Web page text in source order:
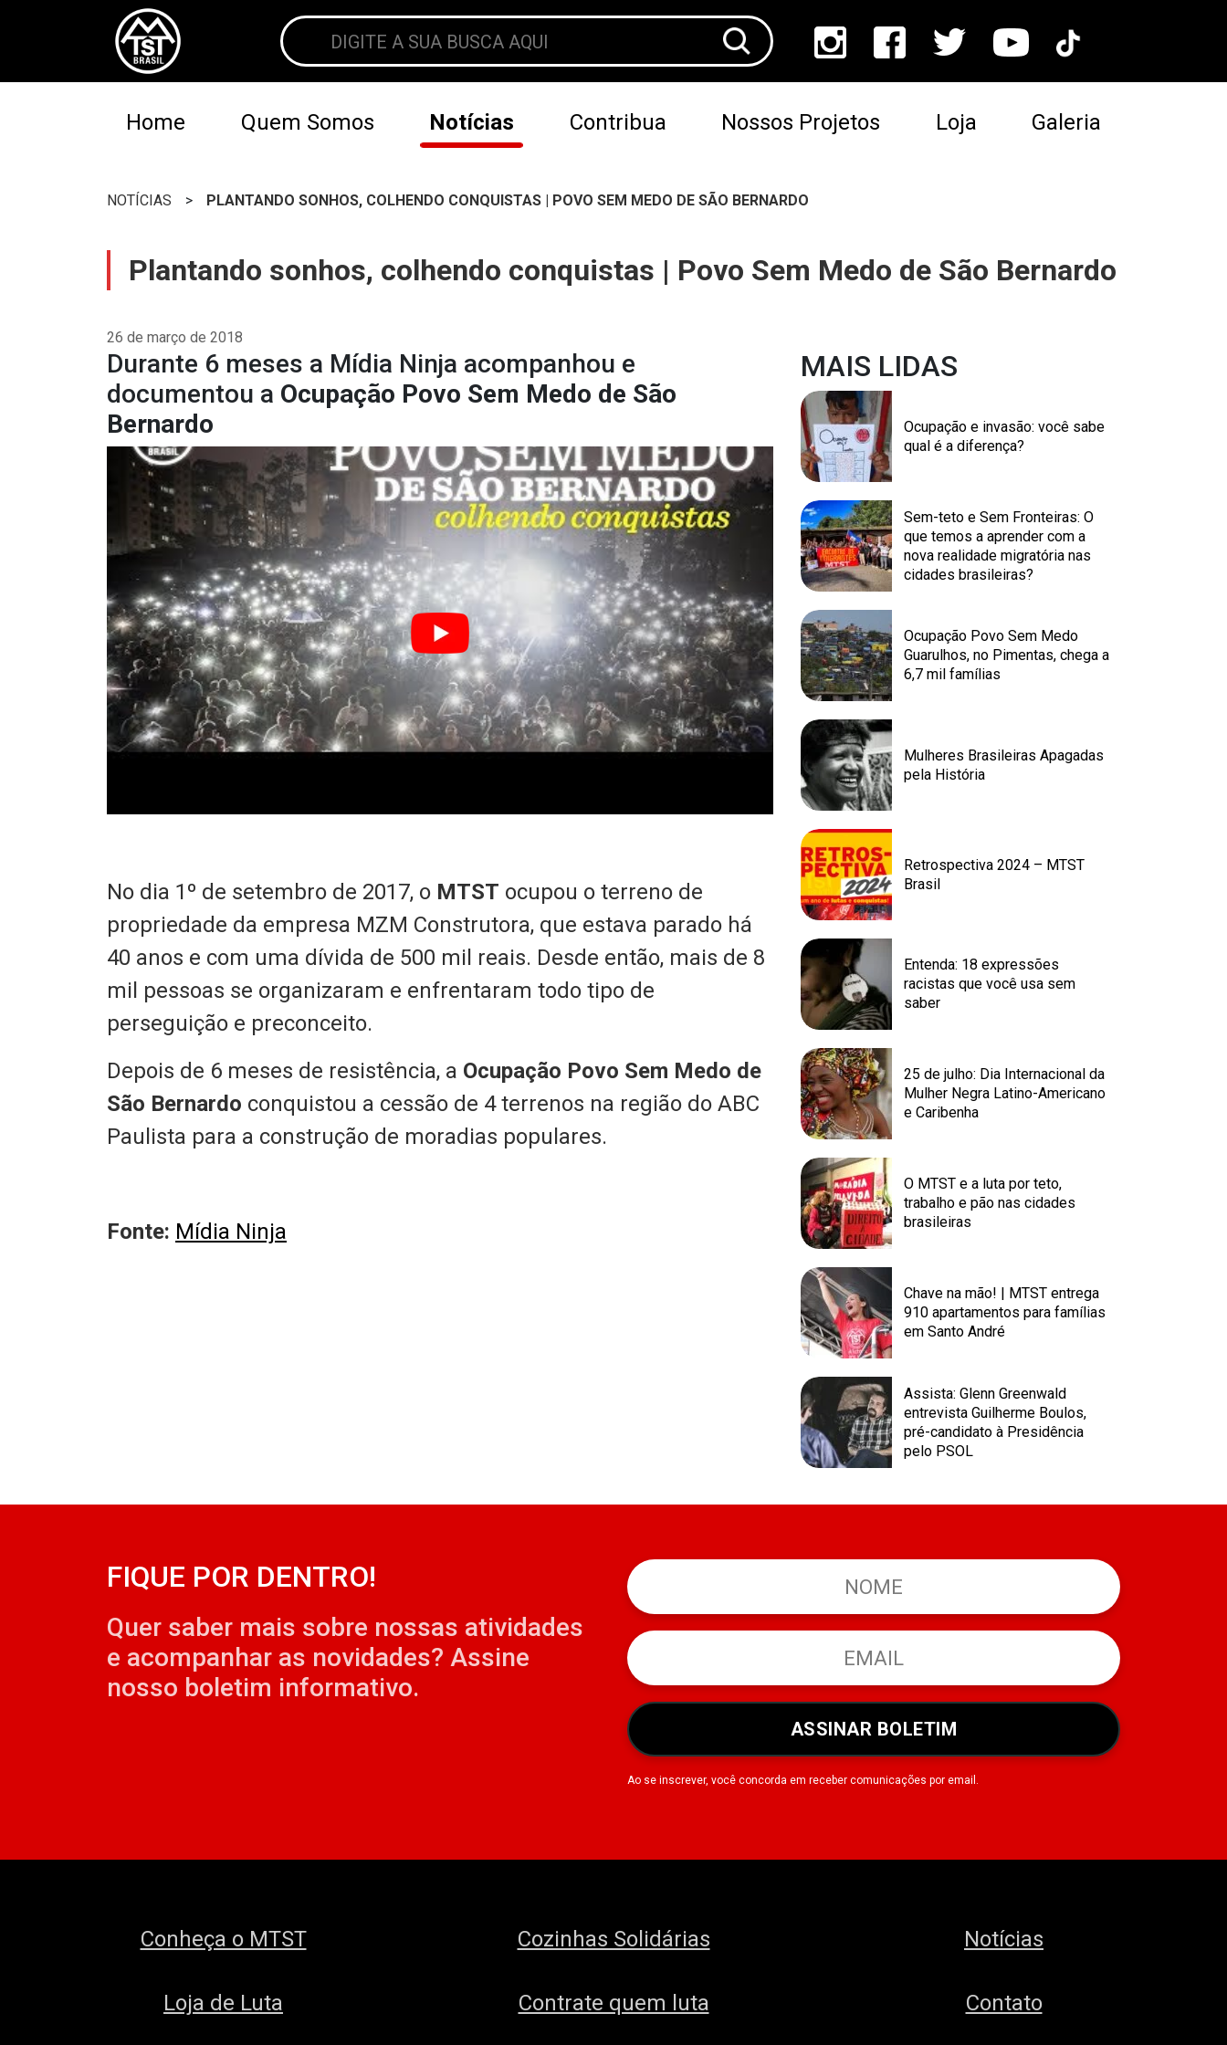
Home Quem Somos Notícias Contribua Nossos Projetos Loja Galeria
NOTÍCIAS > PLANTANDO SONHOS, COLHENDO CONQUISTAS | POVO SEM MEDO DE SÃO BERNARDO
Plantando sonhos, colhendo conquistas | Povo Sem Medo de São Bernardo
26 de março de 2018
Durante 6 meses a Mídia Ninja acompanhou e
documentou a Ocupação Povo Sem Medo de São
Bernardo
No dia 1º de setembro de 2017, o MTST ocupou o terreno de
propriedade da empresa MZM Construtora, que estava parado há
40 anos e com uma dívida de 500 mil reais. Desde então, mais de 8
mil pessoas se organizaram e enfrentaram todo tipo de
perseguição e preconceito.
Depois de 6 meses de resistência, a Ocupação Povo Sem Medo de
São Bernardo conquistou a cessão de 4 terrenos na região do ABC
Paulista para a construção de moradias populares.
Fonte: Mídia Ninja
MAIS LIDAS
Ocupação e invasão: você sabe
qual é a diferença?
Sem-teto e Sem Fronteiras: O
que temos a aprender com a
nova realidade migratória nas
cidades brasileiras?
Ocupação Povo Sem Medo
Guarulhos, no Pimentas, chega a
6,7 mil famílias
Mulheres Brasileiras Apagadas
pela História
Retrospectiva 2024 – MTST
Brasil
Entenda: 18 expressões
racistas que você usa sem
saber
25 de julho: Dia Internacional da
Mulher Negra Latino-Americano
e Caribenha
O MTST e a luta por teto,
trabalho e pão nas cidades
brasileiras
Chave na mão! | MTST entrega
910 apartamentos para famílias
em Santo André
Assista: Glenn Greenwald
entrevista Guilherme Boulos,
pré-candidato à Presidência
pelo PSOL
FIQUE POR DENTRO!
Quer saber mais sobre nossas atividades
e acompanhar as novidades? Assine
nosso boletim informativo.
ASSINAR BOLETIM
Ao se inscrever, você concorda em receber comunicações por email.
Conheça o MTST
Loja de Luta
Cozinhas Solidárias
Contrate quem luta
Notícias
Contato